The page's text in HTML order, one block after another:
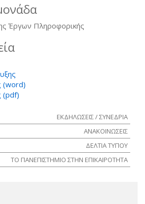
Έργων Πληροφορικής
(word)
(pdf)
ΕΚΔΗΛΩΣΕΙΣ / ΣΥΝΕΔΡΙΑ
ΑΝΑΚΟΙΝΩΣΕΙΣ
ΔΕΛΤΙΑ ΤΥΠΟΥ
ΤΟ ΠΑΝΕΠΙΣΤΗΜΙΟ ΣΤΗΝ ΕΠΙΚΑΙΡΟΤΗΤΑ